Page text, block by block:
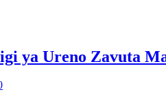
ya Ureno Zavuta